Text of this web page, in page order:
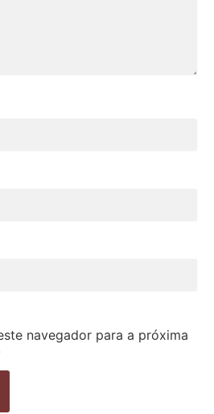
navegador para a próxima